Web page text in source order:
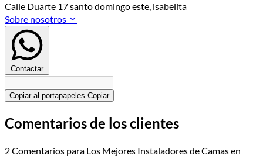
Calle Duarte 17 santo domingo este, isabelita
Sobre nosotros
Contactar
Copiar al portapapeles Copiar
Comentarios de los clientes
2 Comentarios para Los Mejores Instaladores de Camas en